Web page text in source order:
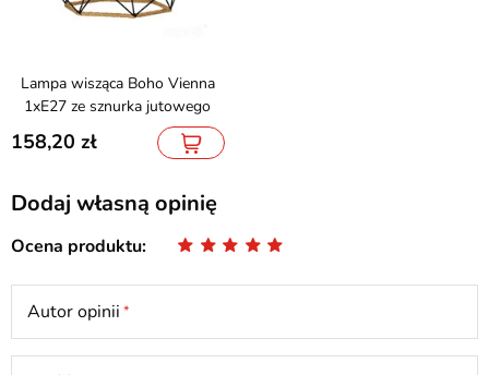
Lampa wisząca Boho Vienna
1xE27 ze sznurka jutowego
158,20
Dodaj własną opinię
Ocena produktu
Autor opinii